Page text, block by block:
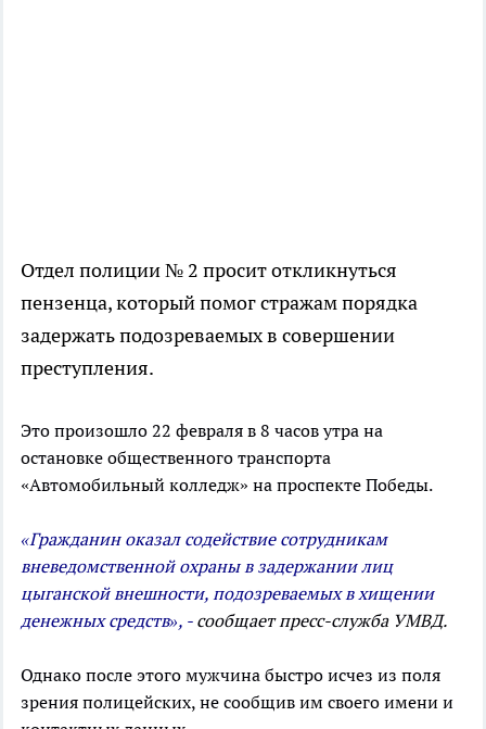
Отдел полиции № 2 просит откликнуться
пензенца, который помог стражам порядка
задержать подозреваемых в совершении
преступления.
Это произошло 22 февраля в 8 часов утра на
остановке общественного транспорта
«Автомобильный колледж» на проспекте Победы.
«Гражданин оказал содействие сотрудникам
вневедомственной охраны в задержании лиц
цыганской внешности, подозреваемых в хищении
денежных средств», - сообщает пресс-служба УМВД.
Однако после этого мужчина быстро исчез из поля
зрения полицейских, не сообщив им своего имени и